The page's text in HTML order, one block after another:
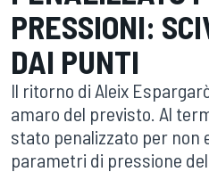
PRESSIONI:
DAI PUNTI
Il ritorno di Aleix
amaro del previsto. Al
stato penalizzato per non
parametri di pressione